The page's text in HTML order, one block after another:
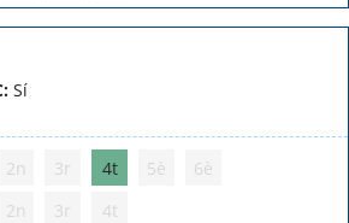
Sí
2n 3r 4t 5è
6è
2n 3r 4t